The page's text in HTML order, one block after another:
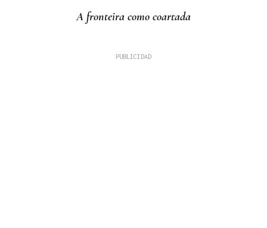
A fronteira como coartada